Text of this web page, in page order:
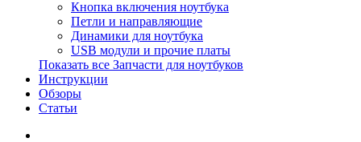
Кнопка включения ноутбука
Петли и направляющие
Динамики для ноутбука
USB модули и прочие платы
Показать все Запчасти для ноутбуков
Инструкции
Обзоры
Статьи